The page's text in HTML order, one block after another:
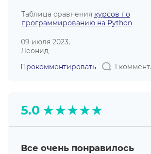
Таблица сравнения курсов по
программированию на Python
09 июля 2023,
Леонид
Прокомментировать
1 коммент.
5.0 ★★★★★
Все очень понравилось